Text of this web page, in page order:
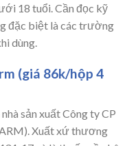
18 tuổi. Cần đọc kỹ
đặc biệt là các trường
dùng.
(giá 86k/hộp 4
sản xuất Công ty CP
Xuất xứ thương